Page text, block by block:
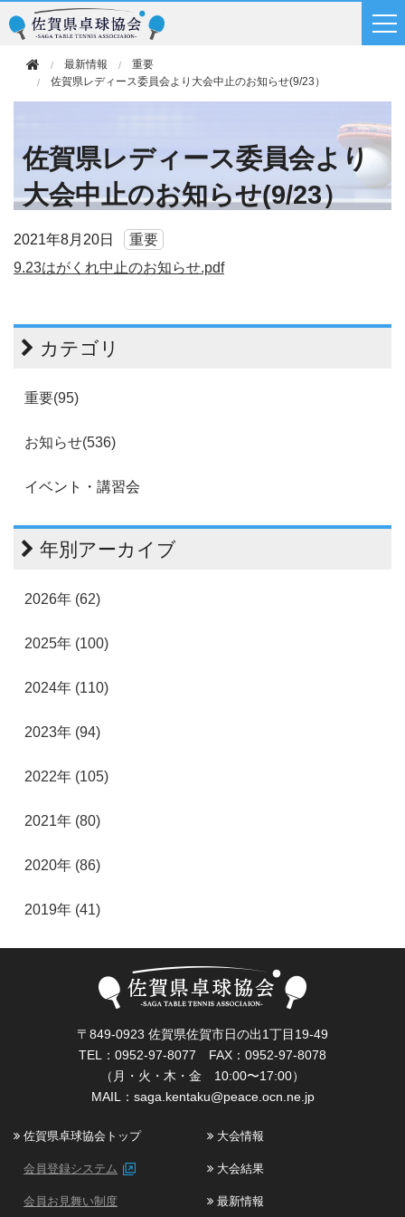
最新情報
重要
佐賀県レディース委員会より大会中止のお知らせ(9/23）
佐賀県レディース委員会より
大会中止のお知らせ(9/23）
2021年8月20日
重要
9.23はがくれ中止のお知らせ.pdf
カテゴリ
重要(95)
お知らせ(536)
イベント・講習会
年別アーカイブ
2026年 (62)
2025年 (100)
2024年 (110)
2023年 (94)
2022年 (105)
2021年 (80)
2020年 (86)
2019年 (41)
〒849-0923 佐賀県佐賀市日の出1丁目19-49
TEL：0952-97-8077 FAX：0952-97-8078
（月・火・木・金 10:00〜17:00）
MAIL： saga.kentaku@peace.ocn.ne.jp
佐賀県卓球協会トップ
会員登録システム
会員お見舞い制度
大会情報
大会結果
最新情報